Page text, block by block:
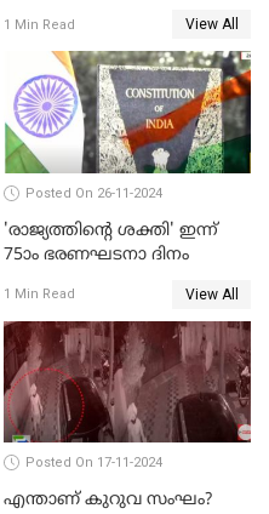
1 Min Read View All
Posted On 26-11-2024
'രാജ്യത്തിന്റെ ശക്തി' ഇന്ന്
75ാം ഭരണഘടനാ ദിനം
1 Min Read View All
Posted On 17-11-2024
എന്താണ് കുറുവ സംഘം?